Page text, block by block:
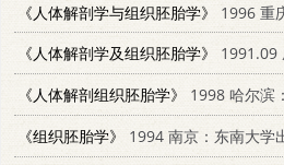
《人体解剖学与组织胚胎学》
1996 重庆
《人体解剖学及组织胚胎学》
1991.09 成
《人体解剖组织胚胎学》
1998 哈尔滨
《组织胚胎学》
1994 南京：东南大学